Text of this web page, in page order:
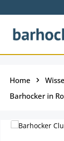
Zum Hauptinhalt
Home
Barhocker in